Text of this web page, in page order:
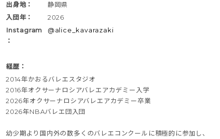
出身地：
静岡県
入団年：
2026
Instagram
：
@alice_kavarazaki
経歴：
2014年かおるバレエスタジオ
2016年オクサーナロシアバレエアカデミー入学
2026年オクサーナロシアバレエアカデミー卒業
2026年NBAバレエ団入団
幼少期より国内外の数多くのバレエコンクールに積極的に参加し、